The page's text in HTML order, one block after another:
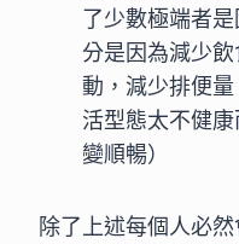
了少數極端者
分是因為減少
動，減少排便
活型態太不健
變順暢）
除了上述每個人必